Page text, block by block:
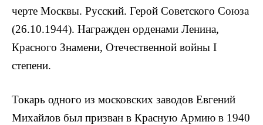
черте Москвы. Русский. Герой Советского Союза
(26.10.1944). Награжден орденами Ленина,
Красного Знамени, Отечественной войны I
степени.
Токарь одного из москов­ских заводов Евгений
Михайлов был призван в Красную Армию в 1940